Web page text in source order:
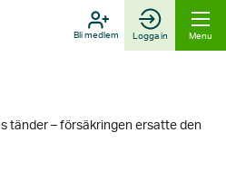
Bli medlem Logga in Menu
tänder – försäkringen ersatte den